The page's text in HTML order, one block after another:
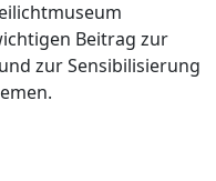
Beitrag zur
zur Sensibilisierung